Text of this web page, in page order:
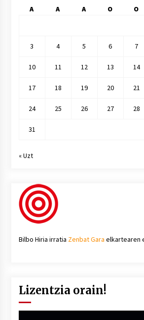
A A A O O
3 4 5 6 7
10 11 12 13 14
17 18 19 20 21
24 25 26 27 28
31
« Uzt
Bilbo Hiria irratia Zenbat Gara elkartearen
Lizentzia orain!